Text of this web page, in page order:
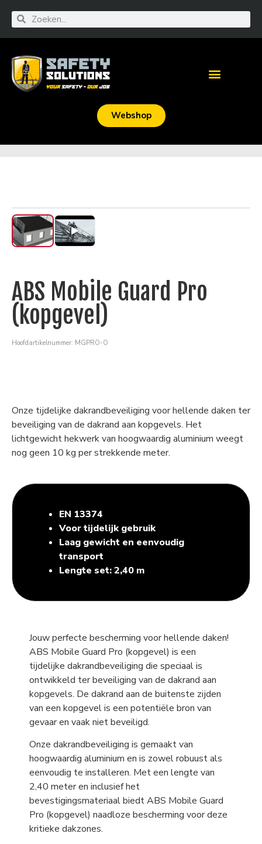
Webshop
‹ ›
ABS Mobile Guard Pro
(kopgevel)
Hoofdartikelnummer: MGPRO-O
Onze tijdelijke dakrandbeveiliging voor hellende daken ter
beveiliging van de dakrand aan kopgevels. Het
lichtgewicht hekwerk van hoogwaardig aluminium weegt
nog geen 10 kg per strekkende meter.
EN 13374
Voor tijdelijk gebruik
Laag gewicht en eenvoudig
transport
Lengte set: 2,40 m
Jouw perfecte bescherming voor hellende daken!
ABS Mobile Guard Pro (kopgevel) is een
tijdelijke dakrandbeveiliging die speciaal is
ontwikkeld ter beveiliging van de dakrand aan
kopgevels. De dakrand aan de buitenste zijden
van een kopgevel is een potentiële bron van
gevaar en vaak niet beveiligd.
Onze dakrandbeveiliging is gemaakt van
hoogwaardig aluminium en is zowel robuust als
eenvoudig te installeren. Met een lengte van
2,40 meter en inclusief het
bevestigingsmateriaal biedt ABS Mobile Guard
Pro (kopgevel) naadloze bescherming voor deze
kritieke dakzones.